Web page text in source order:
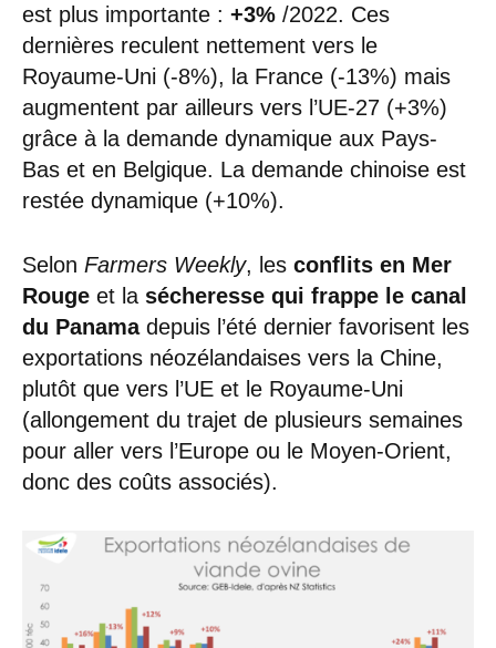
est plus importante : +3% /2022. Ces
dernières reculent nettement vers le
Royaume-Uni (-8%), la France (-13%) mais
augmentent par ailleurs vers l’UE-27 (+3%)
grâce à la demande dynamique aux Pays-
Bas et en Belgique. La demande chinoise est
restée dynamique (+10%).
Selon Farmers Weekly, les conflits en Mer
Rouge et la sécheresse qui frappe le canal
du Panamadepuis l’été dernier favorisent les
exportations néozélandaises vers la Chine,
plutôt que vers l’UE et le Royaume-Uni
(allongement du trajet de plusieurs semaines
pour aller vers l’Europe ou le Moyen-Orient,
donc des coûts associés).